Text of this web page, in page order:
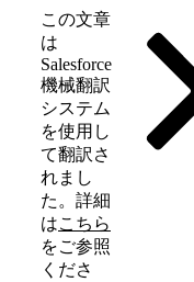
この文章
は
Salesforce
機械翻訳
システム
を使用し
て翻訳さ
れまし
た。詳細
はこちら
をご参照
くださ